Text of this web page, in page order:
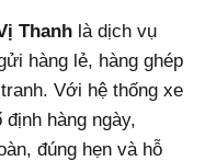
Thanh là dịch vụ
hàng lẻ, hàng ghép
Với hệ thống xe
hàng ngày,
đúng hẹn và hỗ